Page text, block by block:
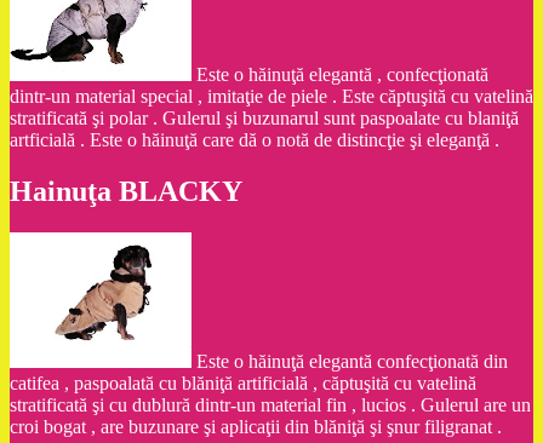
Este o hăinuţă elegantă , confecţionată
dintr-un material special , imitaţie de piele . Este căptuşită cu vatelină
stratificată şi polar . Gulerul şi buzunarul sunt paspoalate cu blaniţă
artficială . Este o hăinuţă care dă o notă de distincţie şi eleganţă .
Hainuţa BLACKY
Este o hăinuţă elegantă confecţionată din
catifea , paspoalată cu blăniţă artificială , căptuşită cu vatelină
stratificată şi cu dublură dintr-un material fin , lucios . Gulerul are un
croi bogat , are buzunare şi aplicaţii din blăniţă şi şnur filigranat .